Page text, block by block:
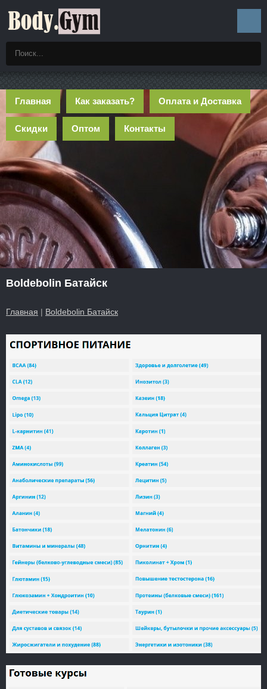
Главная Как заказать? Оплата и Доставка
Скидки Оптом Контакты
Boldebolin Батайск
Главная | Boldebolin Батайск